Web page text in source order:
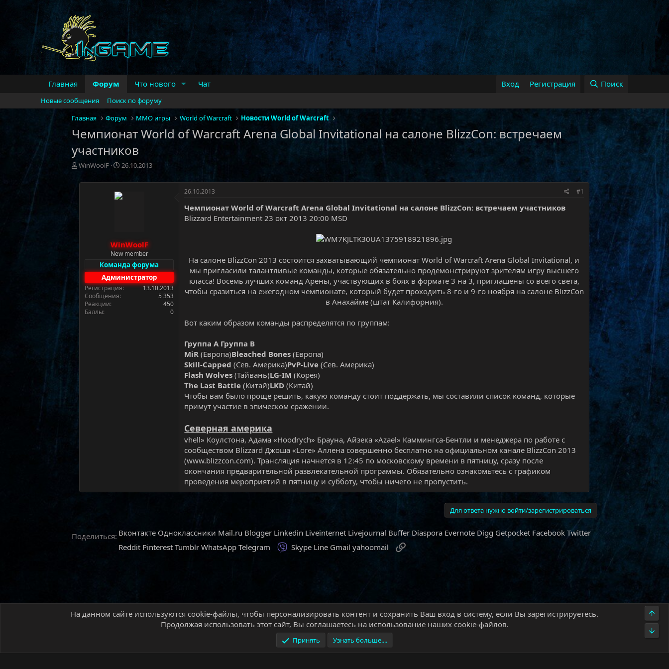
Главная Форум Что нового Чат Вход Регистрация Поиск
Новые сообщения
Поиск по форуму
Главная
Форум MMO игры World of Warcraft Новости World of Warcraft
Чемпионат World of Warcraft Arena Global Invitational на салоне BlizzCon: встречаем
участников
А
т
WinWoolF
Д
т
а
н
а
26.10.2013
WinWoolF
New member
Команда форума
Администратор
Регистрация
13.10.2013
Сообщения
5 353
Реакции
450
Баллы
0
26.10.2013 #1
Чемпионат World of Warcraft Arena Global Invitational на салоне BlizzCon: встречаем участников
Blizzard Entertainment 23 окт 2013 20:00 MSD
На салоне BlizzCon 2013 состоится захватывающий чемпионат World of Warcraft Arena Global Invitational, и
мы пригласили талантливые команды, которые обязательно продемонстрируют зрителям игру высшего
класса! Восемь лучших команд Арены, участвующих в боях в формате 3 на 3, приглашены со всего света,
чтобы сразиться на ежегодном чемпионате, который будет проходить 8-го и 9-го ноября на салоне BlizzCon
в Анахайме (штат Калифорния).​
Вот каким образом команды распределятся по группам:
Группа A Группа B
MiR (Европа)Bleached Bones (Европа)
Skill-Capped (Сев. Америка)PvP-Live (Сев. Америка)
Flash Wolves (Тайвань)LG-IM (Корея)
The Last Battle (Китай)LKD (Китай)
Чтобы вам было проще решить, какую команду стоит поддержать, мы составили список команд, которые
примут участие в эпическом сражении.
Северная америка
vhell» Коулстона, Адама «Hoodrych» Брауна, Айзека «Azael» Каммингса-Бентли и менеджера по работе с
сообществом Blizzard Джоша «Lore» Аллена совершенно бесплатно на официальном канале BlizzCon 2013
(www.blizzcon.com). Трансляция начнется в 12:45 по московскому времени в пятницу, сразу после
окончания предварительной развлекательной программы. Обязательно ознакомьтесь с графиком
проведения мероприятий в пятницу и субботу, чтобы ничего не пропустить.
Для ответа нужно войти/зарегистрироваться
Поделиться: Вконтакте Одноклассники Mail.ru Blogger Linkedin Liveinternet Livejournal Buffer Diaspora Evernote Digg Getpocket Facebook Twitter
Reddit Pinterest Tumblr WhatsApp Telegram Viber
Skype Line Gmail yahoomail
Главная MMO игры World of Warcraft Новости World of Warcraft
Обратная связь Условия и правила
На данном сайте используются cookie-файлы, чтобы персонализировать контент и сохранить Ваш вход в систему, если Вы зарегистрируетесь.
Продолжая использовать этот сайт, Вы соглашаетесь на использование наших cookie-файлов.
Принять Узнать больше....
Верх
Низ